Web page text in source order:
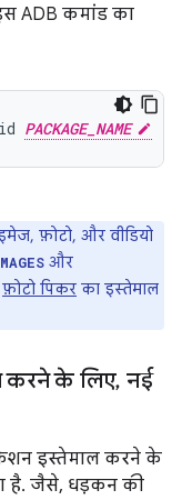
ADB कमांड का
PACKAGE_NAME
फ़ोटो, और वीडियो
और
फ़ोटो पिकर का इस्तेमाल
करने के लिए, नई
इस्तेमाल करने के
है. जैसे, धड़कन की